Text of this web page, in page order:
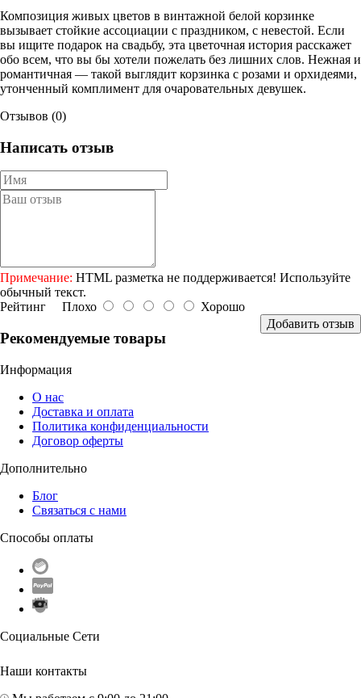
Композиция живых цветов в винтажной белой корзинке
вызывает стойкие ассоциации с праздником, с невестой. Если
вы ищите подарок на свадьбу, эта цветочная история расскажет
обо всем, что вы бы хотели пожелать без лишних слов. Нежная и
романтичная — такой выглядит корзинка с розами и орхидеями,
утонченный комплимент для очаровательных девушек.
Отзывов (0)
Написать отзыв
Примечание: HTML разметка не поддерживается! Используйте
обычный текст.
Рейтинг Плохо
Хорошо
Добавить отзыв
Рекомендуемые товары
Информация
О нас
Доставка и оплата
Политика конфиденциальности
Договор оферты
Дополнительно
Блог
Связаться с нами
Способы оплаты
Социальные Сети
Наши контакты